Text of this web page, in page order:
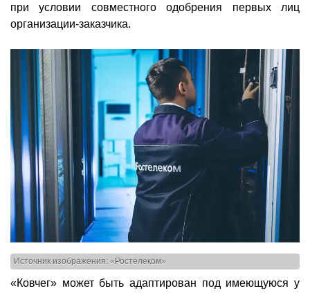
при условии совместного одобрения первых лиц
организации-заказчика.
Источник изображения: «Ростелеком»
«Ковчег» может быть адаптирован под имеющуюся у